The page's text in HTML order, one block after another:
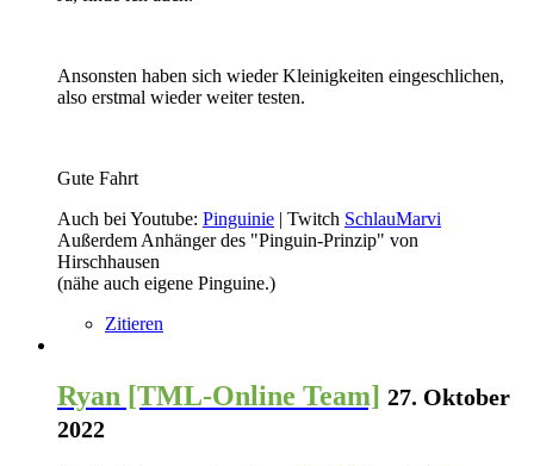
Ansonsten haben sich wieder Kleinigkeiten eingeschlichen,
also erstmal wieder weiter testen.
Gute Fahrt
Auch bei Youtube: Pinguinie | Twitch SchlauMarvi
Außerdem Anhänger des "Pinguin-Prinzip" von
Hirschhausen
(nähe auch eigene Pinguine.)
Zitieren
Ryan [TML-Online Team] 27. Oktober
2022